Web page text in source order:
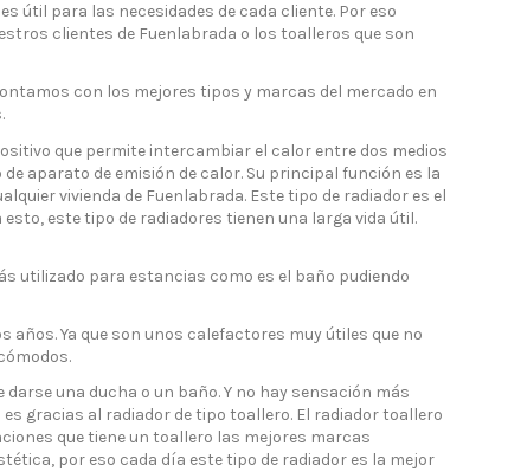
útil para las necesidades de cada cliente. Por eso
clientes de Fuenlabrada o los toalleros que son
con los mejores tipos y marcas del mercado en
que permite intercambiar el calor entre dos medios
aparato de emisión de calor. Su principal función es la
vivienda de Fuenlabrada. Este tipo de radiador es el
este tipo de radiadores tienen una larga vida útil.
utilizado para estancias como es el baño pudiendo
Ya que son unos calefactores muy útiles que no
una ducha o un baño. Y no hay sensación más
gracias al radiador de tipo toallero. El radiador toallero
que tiene un toallero las mejores marcas
por eso cada día este tipo de radiador es la mejor